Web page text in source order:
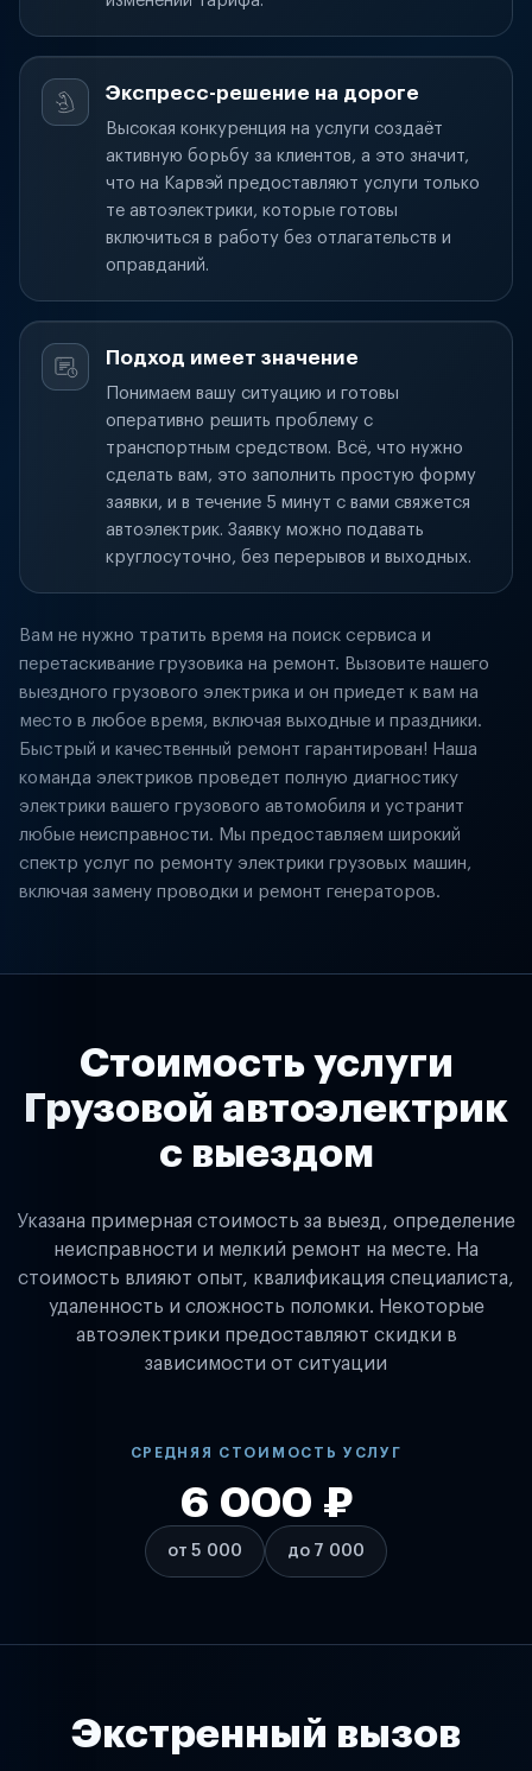
Экспресс-решение на дороге
Высокая конкуренция на услуги создаёт
активную борьбу за клиентов, а это значит,
что на Карвэй предоставляют услуги только
те автоэлектрики, которые готовы
включиться в работу без отлагательств и
оправданий.
Подход имеет значение
Понимаем вашу ситуацию и готовы
оперативно решить проблему с
транспортным средством. Всё, что нужно
сделать вам, это заполнить простую форму
заявки, и в течение 5 минут с вами свяжется
автоэлектрик. Заявку можно подавать
круглосуточно, без перерывов и выходных.
Вам не нужно тратить время на поиск сервиса и
перетаскивание грузовика на ремонт. Вызовите нашего
выездного грузового электрика и он приедет к вам на
место в любое время, включая выходные и праздники.
Быстрый и качественный ремонт гарантирован! Наша
команда электриков проведет полную диагностику
электрики вашего грузового автомобиля и устранит
любые неисправности. Мы предоставляем широкий
спектр услуг по ремонту электрики грузовых машин,
включая замену проводки и ремонт генераторов.
Стоимость услуги
Грузовой автоэлектрик
с выездом
Указана примерная стоимость за выезд, определение
неисправности и мелкий ремонт на месте. На
стоимость влияют опыт, квалификация специалиста,
удаленность и сложность поломки. Некоторые
автоэлектрики предоставляют скидки в
зависимости от ситуации
СРЕДНЯЯ СТОИМОСТЬ УСЛУГ
от 5 000
6 000 ₽
до 7 000
Экстренный вызов